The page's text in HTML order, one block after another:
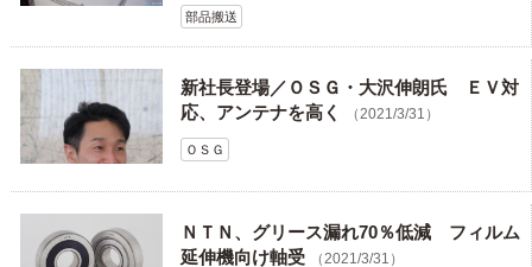
部品搬送
新社長登場／ＯＳＧ・大沢伸朗氏 ＥＶ対
応、アンテナを高く
（2021/3/31）
ＯＳＧ
ＮＴＮ、グリース漏れ70％低減 フィルム
延伸機向け軸受
（2021/3/31）